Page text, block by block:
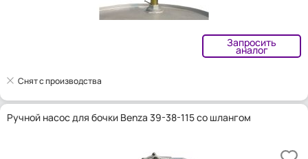
Запросить
аналог
Снят с производства
Ручной насос для бочки Benza 39-38-115 со шлангом